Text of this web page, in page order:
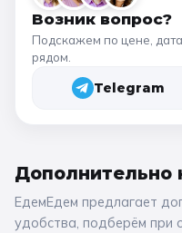
Возник вопрос?
Подскажем по цене,
рядом.
Telegram
Дополнительно
ЕдемЕдем предлагает
удобства, подберём при